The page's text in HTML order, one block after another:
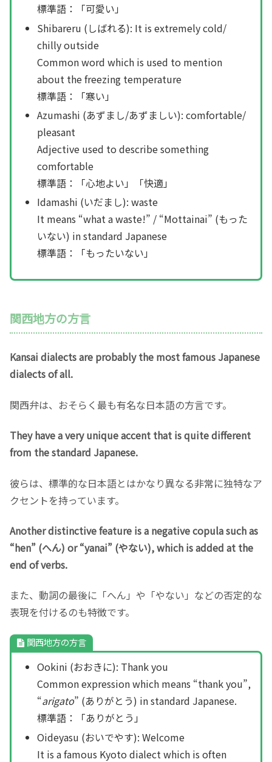
標準語：「可愛い」
Shibareru (しばれる): It is extremely cold/
chilly outside
Common word which is used to mention
about the freezing temperature
標準語：「寒い」
Azumashi (あずまし/あずましい): comfortable/
pleasant
Adjective used to describe something
comfortable
標準語：「心地よい」「快適」
Idamashi (いだまし): waste
It means “what a waste!” / “Mottainai” (もった
いない) in standard Japanese
標準語：「もったいない」
関西地方の方言
Kansai dialects are probably the most famous Japanese
dialects of all.
関西弁は、おそらく最も有名な日本語の方言です。
They have a very unique accent that is quite different
from the standard Japanese.
彼らは、標準的な日本語とはかなり異なる非常に独特なア
クセントを持っています。
Another distinctive feature is a negative copula such as
“hen” (へん) or “yanai” (やない), which is added at the
end of verbs.
また、動詞の最後に「へん」や「やない」などの否定的な
表現を付けるのも特徴です。
関西地方の方言
Ookini (おおきに): Thank you
Common expression which means “thank you”,
“arigato” (ありがとう) in standard Japanese.
標準語：「ありがとう」
Oideyasu (おいでやす): Welcome
It is a famous Kyoto dialect which is often